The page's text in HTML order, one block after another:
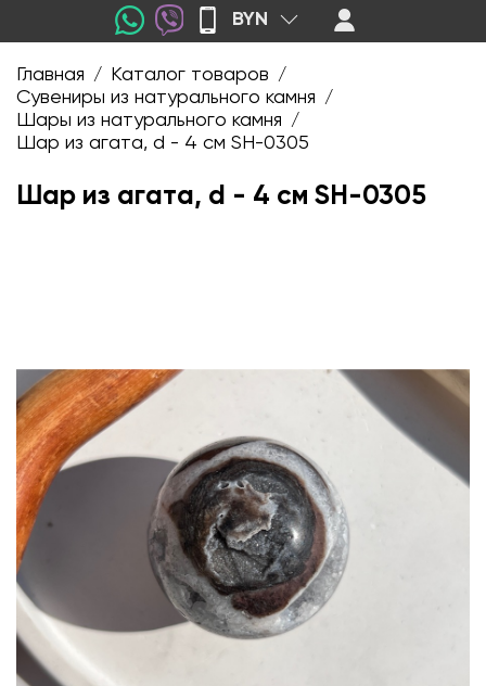
BYN
Главная / Каталог товаров /
Сувениры из натурального камня /
Шары из натурального камня /
Шар из агата, d - 4 см SH-0305
Шар из агата, d - 4 см SH-0305